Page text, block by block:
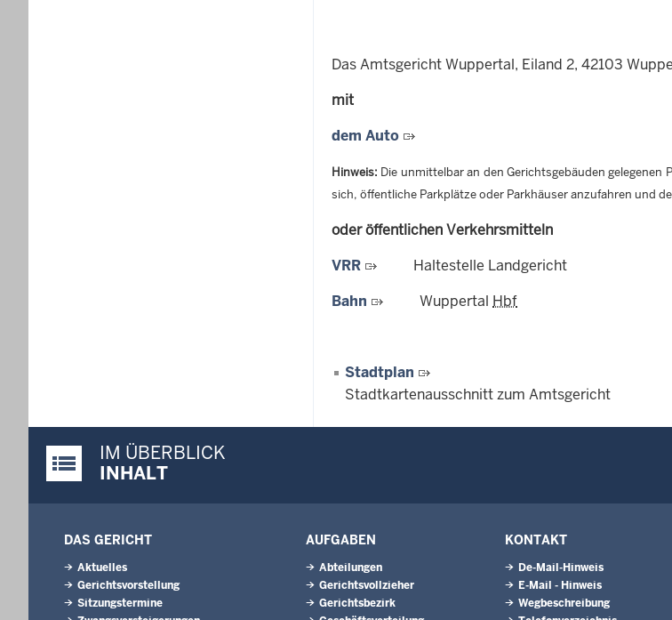
Das Amtsgericht Wuppertal, Eiland 2, 42103
mit
dem Auto
Hinweis: Die unmittelbar an den Gerichtsgebäuden
sich, öffentliche Parkplätze oder Parkhäuser anzufahren und
oder öffentlichen Verkehrsmitteln
VRR
Haltestelle Landgericht
Bahn
Wuppertal Hbf
Stadtplan
Stadtkartenausschnitt zum Amtsgericht
Justiz-Portal im Überblick:
IM ÜBERBLICK
INHALT
DAS GERICHT
Aktuelles
Gerichtsvorstellung
Sitzungstermine
AUFGABEN
Abteilungen
Gerichtsvollzieher
Gerichtsbezirk
KONTAKT
De-Mail-Hinweis
E-Mail - Hinweis
Wegbeschreibung